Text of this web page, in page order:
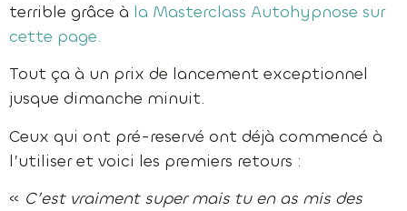
terrible grâce à la Masterclass Autohypnose sur
cette page.
Tout ça à un prix de lancement exceptionnel
jusque dimanche minuit.
Ceux qui ont pré-reservé ont déjà commencé à
l’utiliser et voici les premiers retours :
« C’est vraiment super mais tu en as mis des